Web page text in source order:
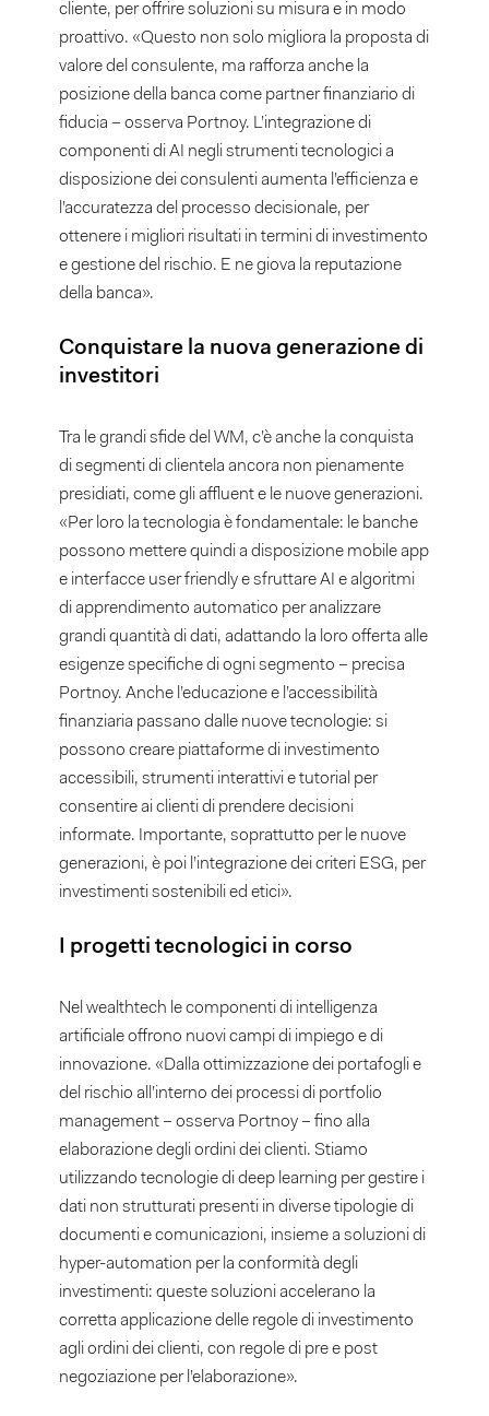
cliente, per offrire soluzioni su misura e in modo
proattivo. «Questo non solo migliora la proposta di
valore del consulente, ma rafforza anche la
posizione della banca come partner finanziario di
fiducia – osserva Portnoy. L’integrazione di
componenti di AI negli strumenti tecnologici a
disposizione dei consulenti aumenta l’efficienza e
l’accuratezza del processo decisionale, per
ottenere i migliori risultati in termini di investimento
e gestione del rischio. E ne giova la reputazione
della banca».
Conquistare la nuova generazione di
investitori
Tra le grandi sfide del WM, c’è anche la conquista
di segmenti di clientela ancora non pienamente
presidiati, come gli affluent e le nuove generazioni.
«Per loro la tecnologia è fondamentale: le banche
possono mettere quindi a disposizione mobile app
e interfacce user friendly e sfruttare AI e algoritmi
di apprendimento automatico per analizzare
grandi quantità di dati, adattando la loro offerta alle
esigenze specifiche di ogni segmento – precisa
Portnoy. Anche l’educazione e l’accessibilità
finanziaria passano dalle nuove tecnologie: si
possono creare piattaforme di investimento
accessibili, strumenti interattivi e tutorial per
consentire ai clienti di prendere decisioni
informate. Importante, soprattutto per le nuove
generazioni, è poi l’integrazione dei criteri ESG, per
investimenti sostenibili ed etici».
I progetti tecnologici in corso
Nel wealthtech le componenti di intelligenza
artificiale offrono nuovi campi di impiego e di
innovazione. «Dalla ottimizzazione dei portafogli e
del rischio all’interno dei processi di portfolio
management – osserva Portnoy – fino alla
elaborazione degli ordini dei clienti. Stiamo
utilizzando tecnologie di deep learning per gestire i
dati non strutturati presenti in diverse tipologie di
documenti e comunicazioni, insieme a soluzioni di
hyper-automation per la conformità degli
investimenti: queste soluzioni accelerano la
corretta applicazione delle regole di investimento
agli ordini dei clienti, con regole di pre e post
negoziazione per l’elaborazione».